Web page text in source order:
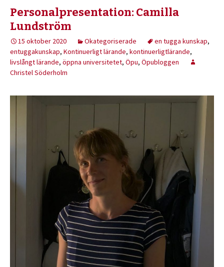
Personalpresentation: Camilla
Lundström
15 oktober 2020 Okategoriserade en tugga kunskap,
entuggakunskap, Kontinuerligt lärande, kontinuerligtlärande,
livslångt lärande, öppna universitetet, Öpu, Öpubloggen
Christel Söderholm